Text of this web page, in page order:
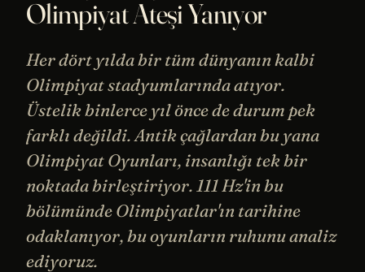
Olimpiyat Ateşi Yanıyor
Her dört yılda bir tüm dünyanın kalbi
Olimpiyat stadyumlarında atıyor.
Üstelik binlerce yıl önce de durum pek
farklı değildi. Antik çağlardan bu yana
Olimpiyat Oyunları, insanlığı tek bir
noktada birleştiriyor. 111 Hz'in bu
bölümünde Olimpiyatlar'ın tarihine
odaklanıyor, bu oyunların ruhunu analiz
ediyoruz.